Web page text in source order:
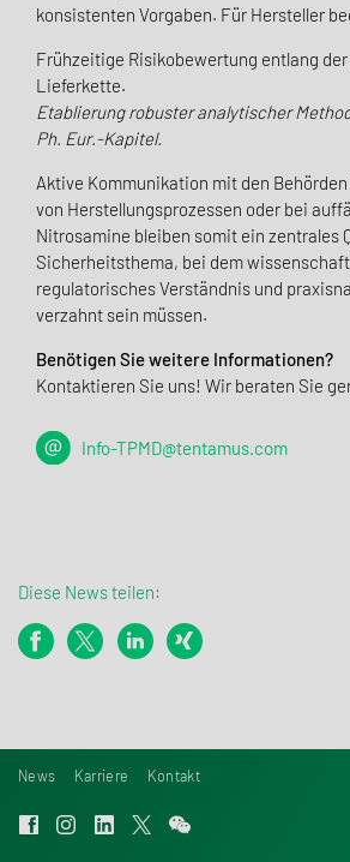
konsistenten Vorgaben. Für Hersteller
Frühzeitige Risikobewertung entlang
Lieferkette.
Etablierung robuster analytischer
Ph. Eur.-Kapitel.
Aktive Kommunikation mit den
von Herstellungsprozessen oder bei
Nitrosamine bleiben somit ein zentrales
Sicherheitsthema, bei dem
regulatorisches Verständnis und
verzahnt sein müssen.
Benötigen Sie weitere Informationen?
Kontaktieren Sie uns! Wir beraten Sie
Info-TPMD@tentamus.com
Diese News teilen:
News Karriere Kontakt